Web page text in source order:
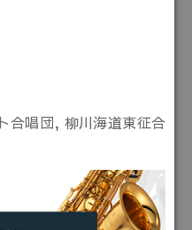
合唱団, 柳川海道東征合